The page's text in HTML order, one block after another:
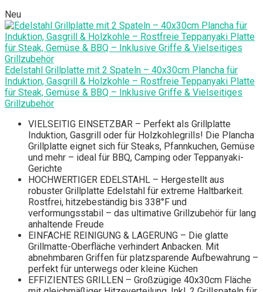
Neu
Edelstahl Grillplatte mit 2 Spateln – 40x30cm Plancha für
Induktion, Gasgrill & Holzkohle – Rostfreie Teppanyaki Platte
für Steak, Gemüse & BBQ – Inklusive Griffe & Vielseitiges
Grillzubehör
VIELSEITIG EINSETZBAR – Perfekt als Grillplatte
Induktion, Gasgrill oder für Holzkohlegrills! Die Plancha
Grillplatte eignet sich für Steaks, Pfannkuchen, Gemüse
und mehr – ideal für BBQ, Camping oder Teppanyaki-
Gerichte
HOCHWERTIGER EDELSTAHL – Hergestellt aus
robuster Grillplatte Edelstahl für extreme Haltbarkeit.
Rostfrei, hitzebeständig bis 338°F und
verformungsstabil – das ultimative Grillzubehör für lang
anhaltende Freude
EINFACHE REINIGUNG & LAGERUNG – Die glatte
Grillmatte-Oberfläche verhindert Anbacken. Mit
abnehmbaren Griffen für platzsparende Aufbewahrung –
perfekt für unterwegs oder kleine Küchen
EFFIZIENTES GRILLEN – Großzügige 40x30cm Fläche